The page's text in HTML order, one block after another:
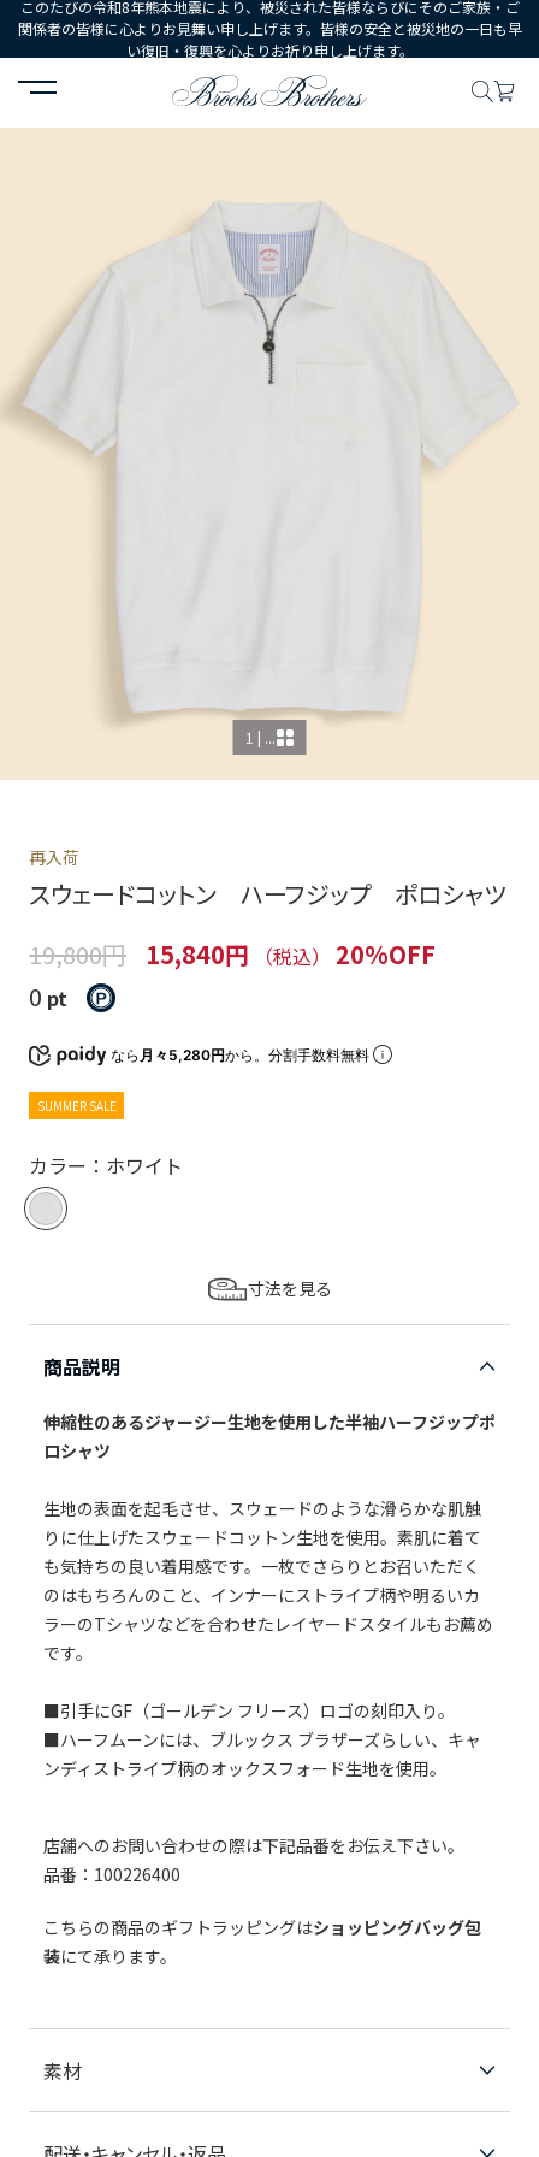
このたびの令和8年熊本地震により、被災された皆様ならびにそのご家族・ご
関係者の皆様に心よりお見舞い申し上げます。皆様の安全と被災地の一日も早
い復旧・復興を心よりお祈り申し上げます。
HOME ウェア トップス ポロシャツ・ラグビーシャツ
1 | ...
再入荷
スウェードコットン ハーフジップ ポロシャツ
19,800円
15,840円 （税込）
20%OFF
0 pt
なら 月々5,280円から。分割手数料無料
SUMMER SALE
カラー：ホワイト
寸法を見る
商品説明
伸縮性のあるジャージー生地を使用した半袖ハーフジップポ
ロシャツ
生地の表面を起毛させ、スウェードのような滑らかな肌触
りに仕上げたスウェードコットン生地を使用。素肌に着て
も気持ちの良い着用感です。一枚でさらりとお召いただく
のはもちろんのこと、インナーにストライプ柄や明るいカ
ラーのTシャツなどを合わせたレイヤードスタイルもお薦め
です。
■引手にGF（ゴールデン フリース）ロゴの刻印入り。
■ハーフムーンには、ブルックス ブラザーズらしい、キャ
ンディストライプ柄のオックスフォード生地を使用。
店舗へのお問い合わせの際は下記品番をお伝え下さい。
品番：100226400
こちらの商品のギフトラッピングはショッピングバッグ包
装にて承ります。
素材